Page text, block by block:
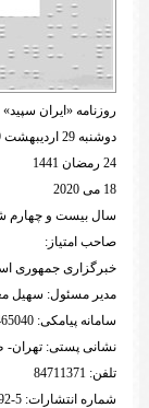
روزنامه «ایران سپید»
دوشنبه 29 اردیبهشت 1399
24 رمضان 1441
18 می 2020
سال بیست و چهارم
صاحب امتیاز:
خبرگزاری جمهوری
مدیر مسئول: سهیل
سامانه پیامکی: 3000465040
نشانی پستی:
تلفن: 84711371
شماره انتشارات: 5-88548892